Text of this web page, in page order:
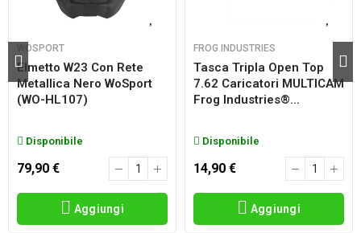
WOSPORT
Elmetto W23 Con Rete
Metallica Nero WoSport
(WO-HL107)
Disponibile
79,90 €
Aggiungi
FROG INDUSTRIES
Tasca Tripla Open Top
7.62 Caricatori MULTICAM
Frog Industries®...
Disponibile
14,90 €
Aggiungi